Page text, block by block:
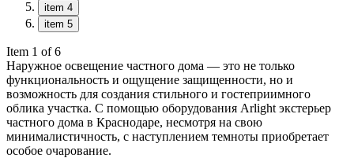
item 4
item 5
Item 1 of 6
Наружное освещение частного дома — это не только
функциональность и ощущение защищенности, но и
возможность для создания стильного и гостеприимного
облика участка. С помощью оборудования Arlight экстерьер
частного дома в Краснодаре, несмотря на свою
минималистичность, с наступлением темноты приобретает
особое очарование.